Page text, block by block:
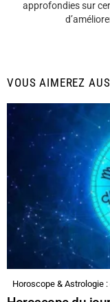
approfondies sur
VOUS AIMEREZ
Horoscope & Astrologie